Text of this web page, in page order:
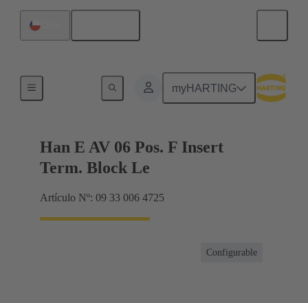
myHARTING
Conector con regletero
Han E AV 06 Pos. F Insert
Term. Block Le
Artículo Nº: 09 33 006 4725
Configurable